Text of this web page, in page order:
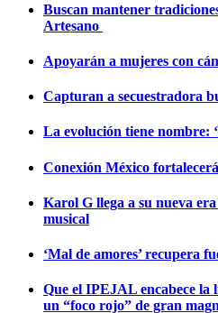
Buscan mantener
Artesano
Apoyarán a mujeres con
Capturan a secuestradora
La evolución tiene nombre:
Conexión México
Karol G llega a su nueva
musical
‘Mal de amores’ recupera
Que el IPEJAL encabece la
un “foco rojo” de gran